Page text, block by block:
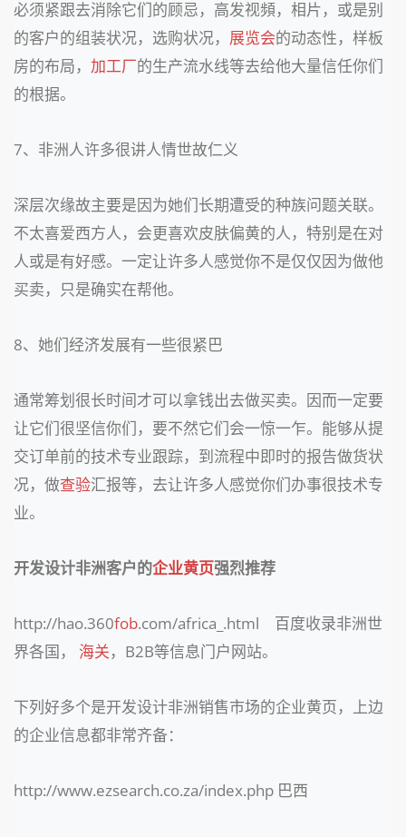
必须紧跟去消除它们的顾忌，高发视頻，相片，或是别
的客户的组装状况，选购状况， 展览会的动态性，样板
房的布局， 加工厂的生产流水线等去给他大量信任你们
的根据。
7、非洲人许多很讲人情世故仁义
深层次缘故主要是因为她们长期遭受的种族问题关联。
不太喜爱西方人，会更喜欢皮肤偏黄的人，特别是在对
人或是有好感。一定让许多人感觉你不是仅仅因为做他
买卖，只是确实在帮他。
8、她们经济发展有一些很紧巴
通常筹划很长时间才可以拿钱出去做买卖。因而一定要
让它们很坚信你们，要不然它们会一惊一乍。能够从提
交订单前的技术专业跟踪，到流程中即时的报告做货状
况，做查验汇报等，去让许多人感觉你们办事很技术专
业。
开发设计非洲客户的企业黄页强烈推荐
http://hao.360fob.com/africa_.html 百度收录非洲世
界各国，
海关，B2B等信息门户网站。
下列好多个是开发设计非洲销售市场的企业黄页，上边
的企业信息都非常齐备：
http://www.ezsearch.co.za/index.php 巴西